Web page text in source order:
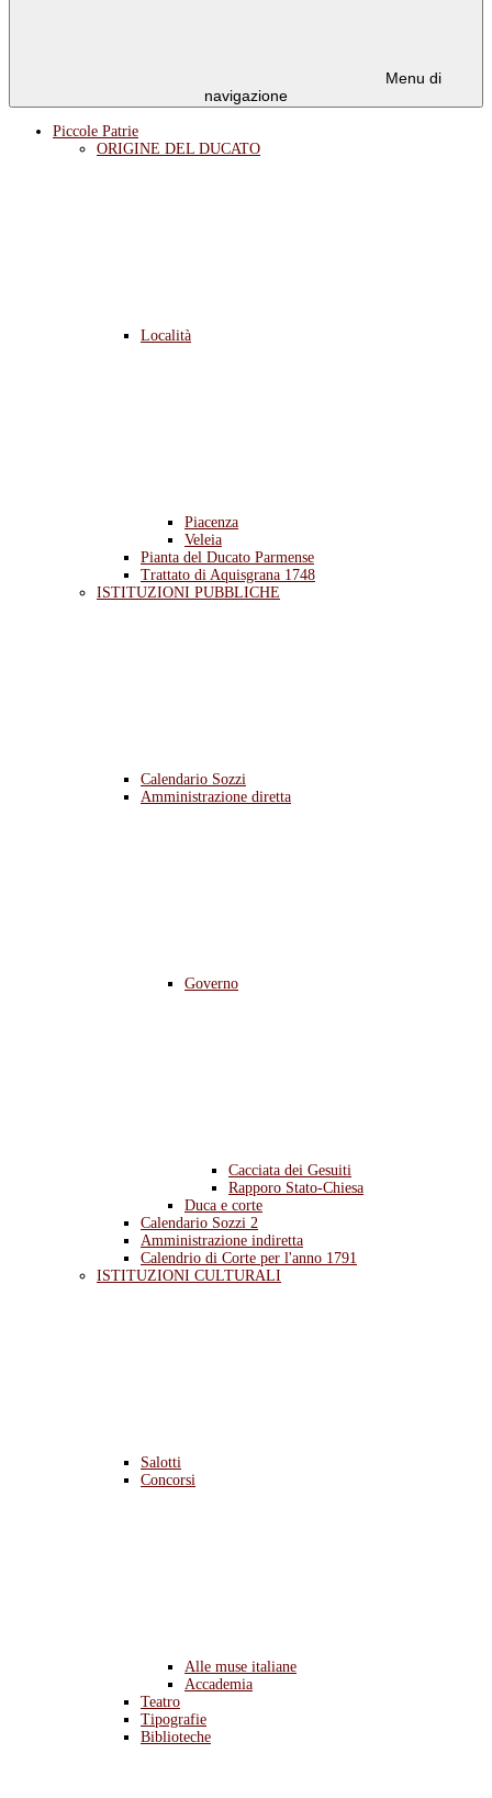
Menu di
navigazione
Piccole Patrie
ORIGINE DEL DUCATO
Località
Piacenza
Veleia
Pianta del Ducato Parmense
Trattato di Aquisgrana 1748
ISTITUZIONI PUBBLICHE
Calendario Sozzi
Amministrazione diretta
Governo
Cacciata dei Gesuiti
Rapporo Stato-Chiesa
Duca e corte
Calendario Sozzi 2
Amministrazione indiretta
Calendrio di Corte per l'anno 1791
ISTITUZIONI CULTURALI
Salotti
Concorsi
Alle muse italiane
Accademia
Teatro
Tipografie
Biblioteche